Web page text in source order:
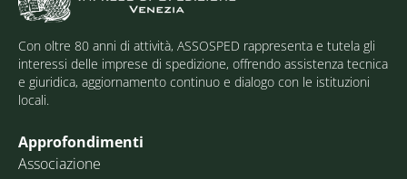
Con oltre 80 anni di attività, ASSOSPED rappresenta e tutela gli
interessi delle imprese di spedizione, offrendo assistenza tecnica
e giuridica, aggiornamento continuo e dialogo con le istituzioni
locali.
Approfondimenti
Associazione